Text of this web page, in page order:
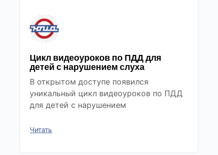
Цикл видеоуроков по ПДД для
детей с нарушением слуха
В открытом доступе появился
уникальный цикл видеоуроков по ПДД
для детей с нарушением
Читать